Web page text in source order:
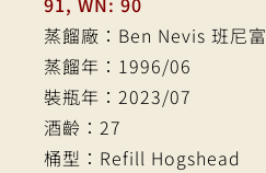
蒸餾廠：Ben Nevis 班尼富
蒸餾年：1996/06
裝瓶年：2023/07
酒齡：27
桶型：Refill Hogshead